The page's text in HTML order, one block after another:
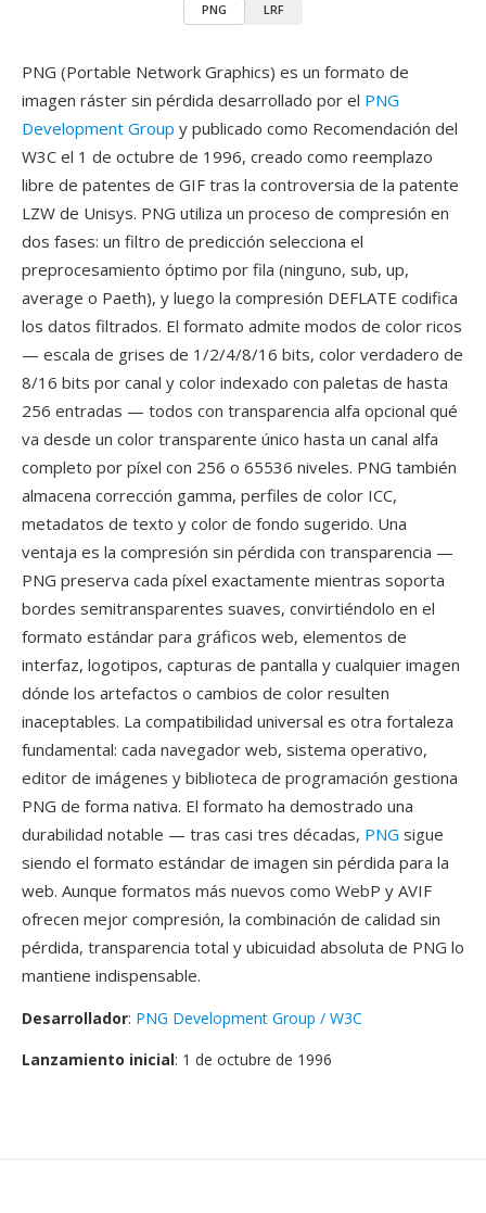
PNG LRF
PNG (Portable Network Graphics) es un formato de
imagen ráster sin pérdida desarrollado por el PNG
Development Group y publicado como Recomendación del
W3C el 1 de octubre de 1996, creado como reemplazo
libre de patentes de GIF tras la controversia de la patente
LZW de Unisys. PNG utiliza un proceso de compresión en
dos fases: un filtro de predicción selecciona el
preprocesamiento óptimo por fila (ninguno, sub, up,
average o Paeth), y luego la compresión DEFLATE codifica
los datos filtrados. El formato admite modos de color ricos
— escala de grises de 1/2/4/8/16 bits, color verdadero de
8/16 bits por canal y color indexado con paletas de hasta
256 entradas — todos con transparencia alfa opcional qué
va desde un color transparente único hasta un canal alfa
completo por píxel con 256 o 65536 niveles. PNG también
almacena corrección gamma, perfiles de color ICC,
metadatos de texto y color de fondo sugerido. Una
ventaja es la compresión sin pérdida con transparencia —
PNG preserva cada píxel exactamente mientras soporta
bordes semitransparentes suaves, convirtiéndolo en el
formato estándar para gráficos web, elementos de
interfaz, logotipos, capturas de pantalla y cualquier imagen
dónde los artefactos o cambios de color resulten
inaceptables. La compatibilidad universal es otra fortaleza
fundamental: cada navegador web, sistema operativo,
editor de imágenes y biblioteca de programación gestiona
PNG de forma nativa. El formato ha demostrado una
durabilidad notable — tras casi tres décadas, PNG sigue
siendo el formato estándar de imagen sin pérdida para la
web. Aunque formatos más nuevos como WebP y AVIF
ofrecen mejor compresión, la combinación de calidad sin
pérdida, transparencia total y ubicuidad absoluta de PNG lo
mantiene indispensable.
Desarrollador: PNG Development Group / W3C
Lanzamiento inicial: 1 de octubre de 1996